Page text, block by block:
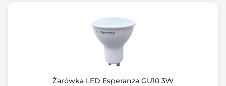
Żarówka LED Esperanza GU10 3W